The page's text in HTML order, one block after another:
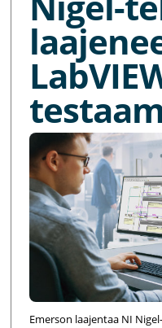
Emerson laajentaa NI